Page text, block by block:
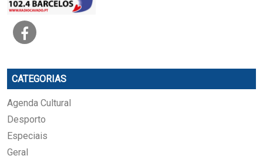
CATEGORIAS
Agenda Cultural
Desporto
Especiais
Geral